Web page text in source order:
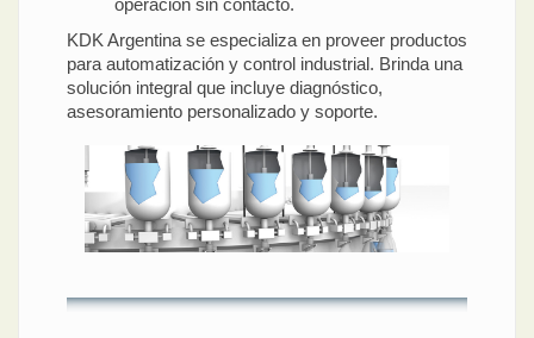
KDK Argentina se especializa en proveer productos
para automatización y control industrial. Brinda una
solución integral que incluye diagnóstico,
asesoramiento personalizado y soporte.